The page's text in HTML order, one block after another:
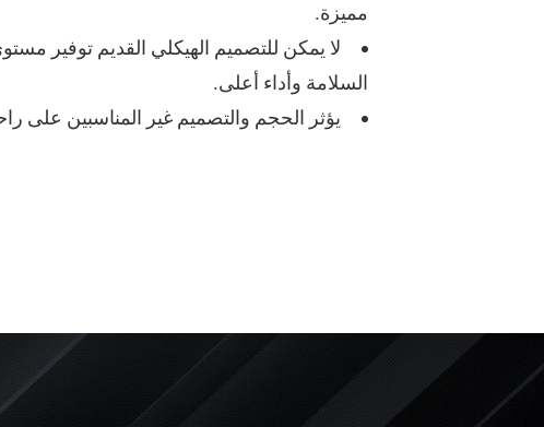
مميزة.
لا يمكن للتصميم الهيكلي القديم توفير
السلامة وأداء أعلى.
يؤثر الحجم والتصميم غير المناسبين على